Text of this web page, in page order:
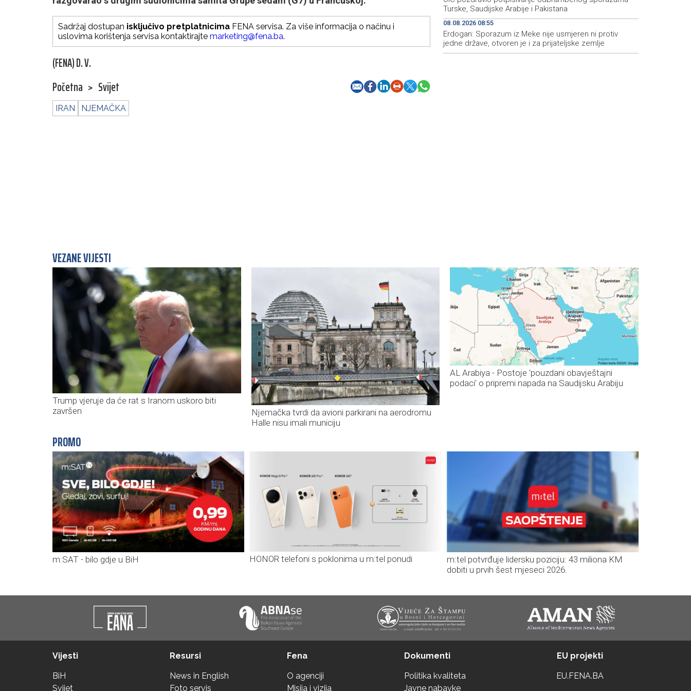
Sadržaj dostupan isključivo pretplatnicima FENA servisa. Za više informacija o načinu i
uslovima korištenja servisa kontaktirajte marketing@fena.ba.
(FENA) D. V.
Početna > Svijet
IRAN NJEMAČKA
Turske, Saudijske Arabije i Pakistana
08.08.2026 08:55
Erdogan: Sporazum iz Meke nije usmjeren ni protiv
jedne države, otvoren je i za prijateljske zemlje
VEZANE VIJESTI
Trump vjeruje da će rat s Iranom uskoro biti
završen
Njemačka tvrdi da avioni parkirani na aerodromu
Halle nisu imali municiju
AL Arabiya - Postoje 'pouzdani obavještajni
podaci' o pripremi napada na Saudijsku Arabiju
PROMO
m:SAT - bilo gdje u BiH HONOR telefoni s poklonima u m:tel ponudi
m:tel potvrđuje lidersku poziciju: 43 miliona KM
dobiti u prvih šest mjeseci 2026.
Vijesti
BiH
Svijet
Resursi
News in English
Foto servis
Fena
O agenciji
Misija i vizija
Dokumenti
Politika kvaliteta
Javne nabavke
EU projekti
EU.FENA.BA